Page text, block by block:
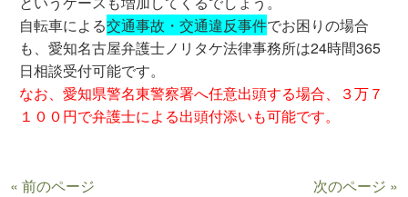
自転車による交通事故・交通違反事件でお困りの場合
も、愛知名古屋弁護士ノリタケ法律事務所は24時間365
日相談受付可能です。
なお、愛知県警名東警察署へ任意出頭する場合、３万７
１００円で弁護士による出頭付添いも可能です。
« 前のページ 次のページ »